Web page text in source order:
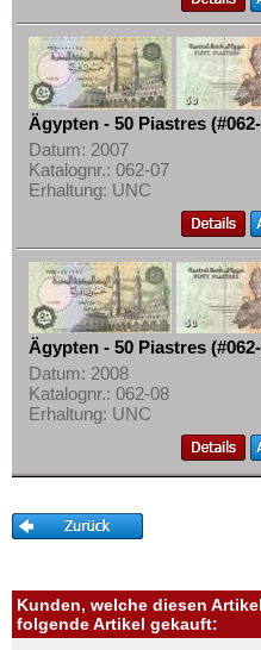
Ruanda-Burundi
Sambia
Sao Tome & Principe
Senegal
Seychellen
Sierra Leone
Somaliland
St. Helena
Süd Sudan
Südafrika
Sudan
Tansania
Togo
Tunesien
Uganda
Ägypten - 50 Piastres
Datum: 2007
Katalognr.: 062-07
Erhaltung: UNC
Ägypten - 50 Piastres
Datum: 2008
Katalognr.: 062-08
Erhaltung: UNC
Kunden, welche diesen
folgende Artikel gekauft: